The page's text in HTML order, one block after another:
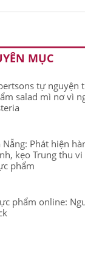
MỤC
tự nguyện
salad mì nơ vì
Phát hiện
kẹo Trung thu
phẩm
phẩm online: